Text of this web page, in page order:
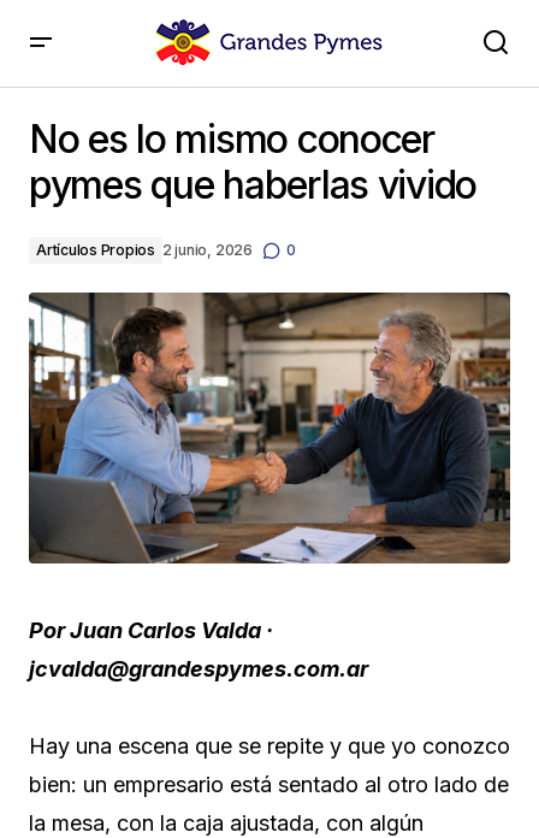
No es lo mismo conocer
pymes que haberlas vivido
Artículos Propios 2 junio, 2026 0
Por Juan Carlos Valda ·
jcvalda@grandespymes.com.ar
Hay una escena que se repite y que yo conozco
bien: un empresario está sentado al otro lado de
la mesa, con la caja ajustada, con algún